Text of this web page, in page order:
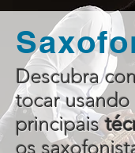
Descubra
tocar usando
principais
os